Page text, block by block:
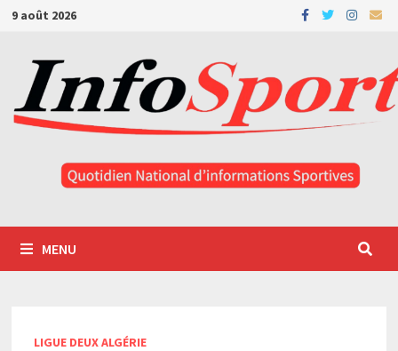
Passer
contenu
9 août 2026
MENU
LIGUE DEUX ALGÉRIE